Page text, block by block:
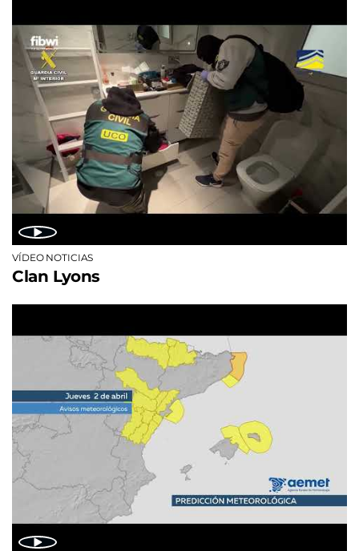
VÍDEO NOTICIAS
Clan Lyons